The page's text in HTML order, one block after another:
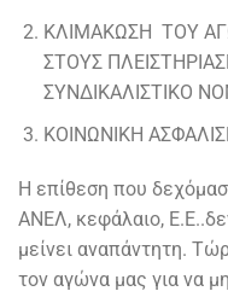
ΚΛΙΜΑΚΩΣΗ ΤΟΥ
ΣΤΟΥΣ
ΣΥΝΔΙΚΑΛΙΣΤΙΚΟ
ΚΟΙΝΩΝΙΚΗ
Η επίθεση που
ΑΝΕΛ, κεφάλαιο,
μείνει αναπάντητη.
τον αγώνα μας για να